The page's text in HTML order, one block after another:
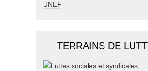
UNEF
TERRAINS DE